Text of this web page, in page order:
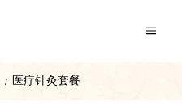
/ 医疗针灸套餐